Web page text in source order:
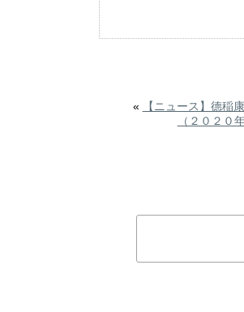
«
【ニュース】德稲
（２０２０